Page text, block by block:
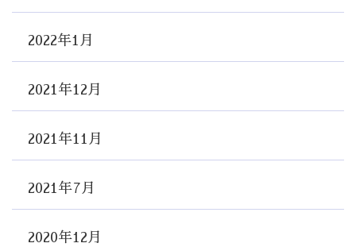
2022年1月
2021年12月
2021年11月
2021年7月
2020年12月